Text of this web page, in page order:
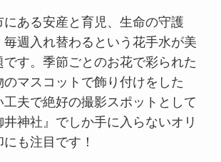
ある安産と育児、生命の守護
毎週入れ替わるという花手水が美
です。季節ごとのお花で彩られた
マスコットで飾り付けをした
工夫で絶好の撮影スポットとして
井神社』でしか手に入らないオリ
も注目です！